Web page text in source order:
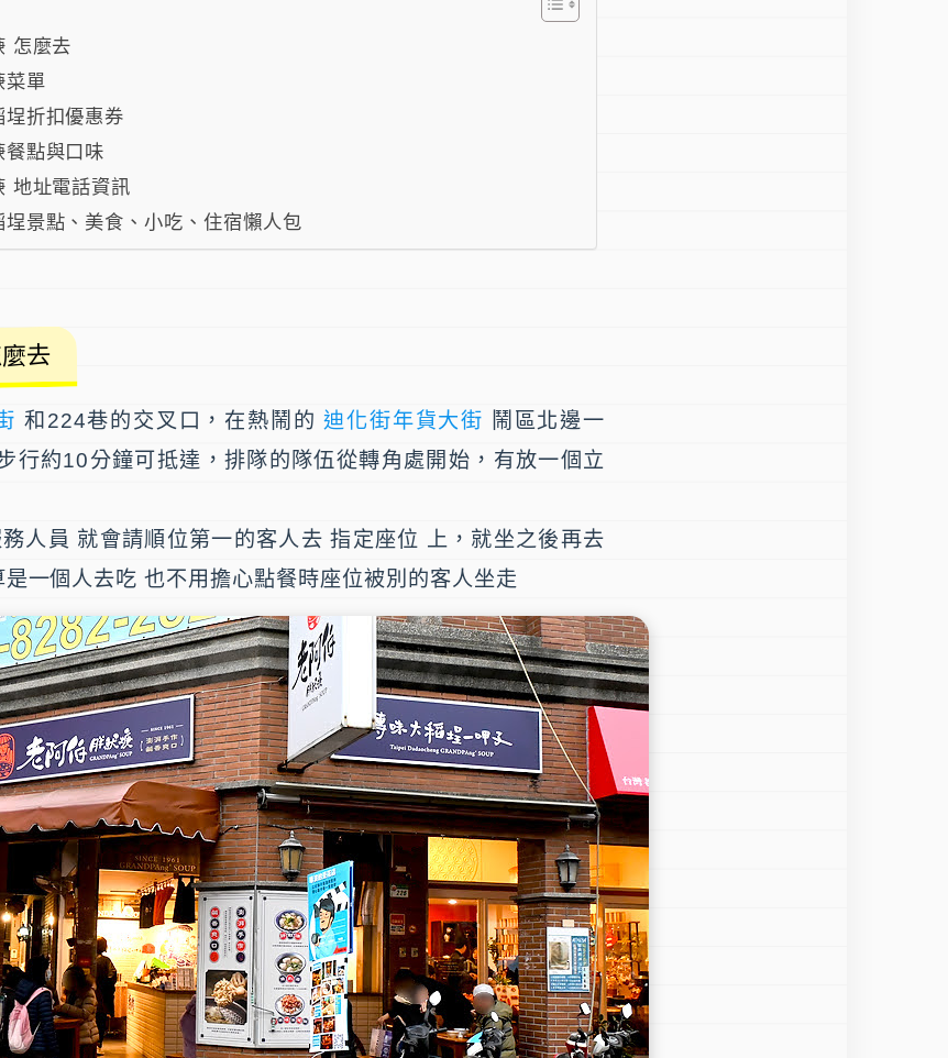
怎麼去
菜單
折扣優惠券
點與口味
地址電話資訊
景點、美食、小吃、住宿懶人包
去
和224巷的交叉口，在熱鬧的迪化街年貨大街 鬧區北邊一
行約10分鐘可抵達，排隊的隊伍從轉角處開始，有放一個立
人員 就會請順位第一的客人去 指定座位 上，就坐之後再去
一個人去吃 也不用擔心點餐時座位被別的客人坐走